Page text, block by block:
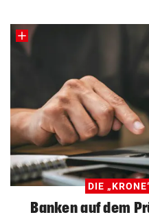
DIE
Banken auf dem